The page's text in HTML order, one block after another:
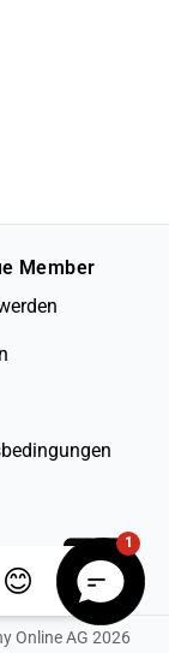
Member
Online AG 2026
1